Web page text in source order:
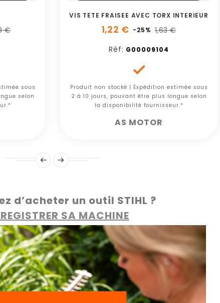
€
sous
selon
VIS TETE FRAISEE AVEC TORX INTERIEUR
1,22 € -25% 1,63 €
Réf: G00009104

Produit non stocké | Expédition estimée sous
2 à 10 jours, pouvant être plus longue selon
la disponibilité fournisseur.*
AS MOTOR
d’acheter un outil STIHL ?
SA MACHINE